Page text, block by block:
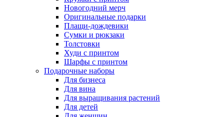
Новогодний мерч
Оригинальные подарки
Плащи-дождевики
Сумки и рюкзаки
Толстовки
Худи с принтом
Шарфы с принтом
Подарочные наборы
Для бизнеса
Для вина
Для выращивания растений
Для детей